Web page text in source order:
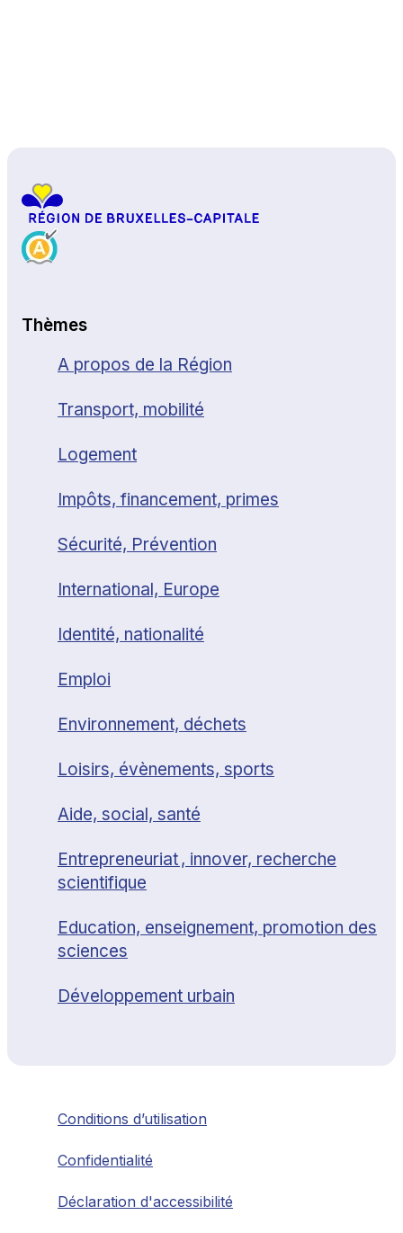
Thèmes
A propos de la Région
Transport, mobilité
Logement
Impôts, financement, primes
Sécurité, Prévention
International, Europe
Identité, nationalité
Emploi
Environnement, déchets
Loisirs, évènements, sports
Aide, social, santé
Entrepreneuriat , innover, recherche
scientifique
Education, enseignement, promotion des
sciences
Développement urbain
Conditions d’utilisation
Confidentialité
Déclaration d'accessibilité